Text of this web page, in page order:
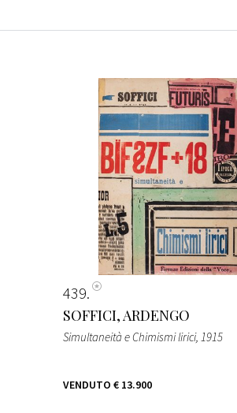
439
SOFFICI, ARDENGO
Simultaneità e Chimismi lirici, 1915
VENDUTO € 13.900